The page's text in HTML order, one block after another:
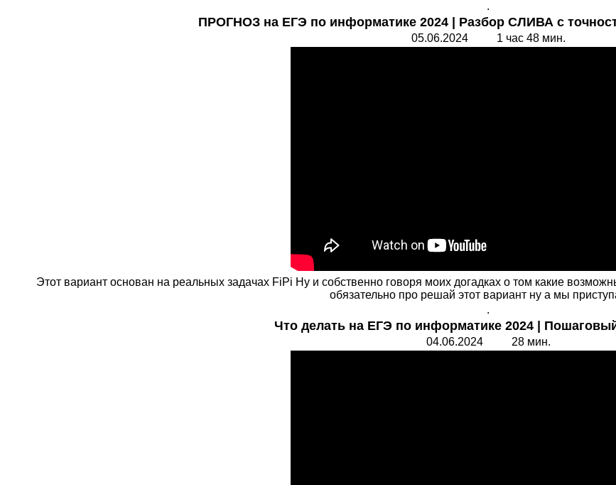
.
ПРОГНОЗ на ЕГЭ по информатике 2024 | Разбор СЛИВА с
05.06.2024 1 час 48 мин.
Этот вариант основан на реальных задачах FiPi Ну и собственно говоря моих догадках о том какие
обязательно про решай этот вариант ну а мы
.
Что делать на ЕГЭ по информатике 2024 |
04.06.2024 28 мин.